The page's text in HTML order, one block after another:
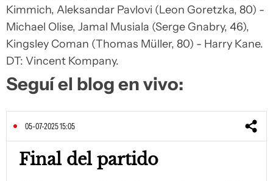
Kimmich, Aleksandar Pavlovi (Leon Goretzka, 80) -
Michael Olise, Jamal Musiala (Serge Gnabry, 46),
Kingsley Coman (Thomas Müller, 80) - Harry Kane.
DT: Vincent Kompany.
Seguí el blog en vivo:
05-07-2025 15:05
Final del partido